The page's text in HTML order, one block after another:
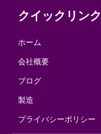
クイックリンク
ホーム
会社概要
ブログ
製造
プライバシーポリシー